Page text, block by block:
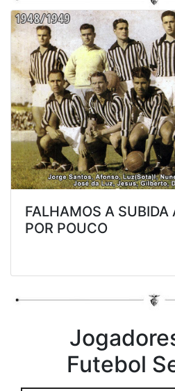
FALHAMOS A SUBIDA
POR POUCO
Futebol